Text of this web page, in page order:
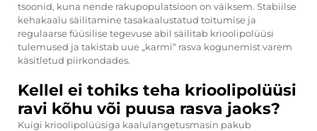
tsoonid, kuna nende rakupopulatsioon on väiksem. Stabiilse
kehakaalu säilitamine tasakaalustatud toitumise ja
regulaarse füüsilise tegevuse abil säilitab krioolipolüüsi
tulemused ja takistab uue „karmi“ rasva kogunemist varem
käsitletud piirkondades.
Kellel ei tohiks teha krioolipolüüsi
ravi kõhu või puusa rasva jaoks?
Kuigi krioolipolüüsiga kaalulangetusmasin pakub